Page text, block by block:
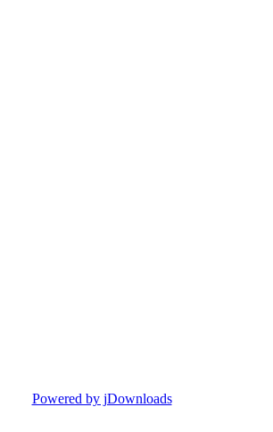
Powered by jDownloads